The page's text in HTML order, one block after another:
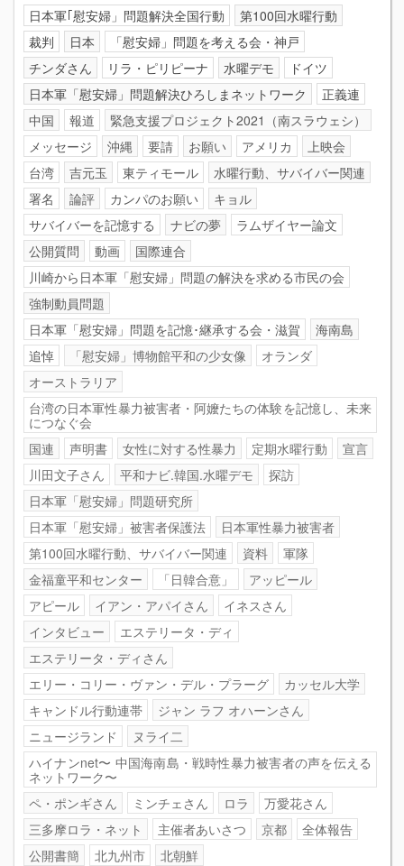
日本軍｢慰安婦」問題解決全国行動
第100回水曜行動
裁判
日本
「慰安婦」問題を考える会・神戸
チンダさん
リラ・ピリピーナ 水曜デモ
ドイツ
日本軍「慰安婦」問題解決ひろしまネットワーク
正義連
中国
報道
緊急支援プロジェクト2021（南スラウェシ）
メッセージ
沖縄 要請 お願い アメリカ
上映会
台湾
吉元玉 東ティモール
水曜行動、サバイバー関連
署名
論評 カンパのお願い
キョル
サバイバーを記憶する
ナビの夢
ラムザイヤー論文
公開質問
動画
国際連合
川崎から日本軍「慰安婦」問題の解決を求める市民の会
強制動員問題
日本軍「慰安婦」問題を記憶･継承する会・滋賀
海南島
追悼
「慰安婦」博物館平和の少女像
オランダ
オーストラリア
台湾の日本軍性暴力被害者・阿嬤たちの体験を記憶し、未来
につなぐ会
国連
声明書 女性に対する性暴力 定期水曜行動
宣言
川田文子さん
平和ナビ.韓国.水曜デモ
探訪
日本軍「慰安婦」問題研究所
日本軍「慰安婦」被害者保護法
日本軍性暴力被害者
第100回水曜行動、サバイバー関連
資料
軍隊
金福童平和センター
「日韓合意」
アッピール
アピール
イアン・アパイさん
イネスさん
インタビュー
エステリータ・ディ
エステリータ・ディさん
エリー・コリー・ヴァン・デル・プラーグ
カッセル大学
キャンドル行動連帯
ジャン ラフ オハーンさん
ニュージランド
ヌライ二
ハイナンnet〜 中国海南島・戦時性暴力被害者の声を伝える
ネットワーク〜
ペ・ポンギさん
ミンチェさん ロラ
万愛花さん
三多摩ロラ・ネット
主催者あいさつ 京都
全体報告
公開書簡
北九州市
北朝鮮